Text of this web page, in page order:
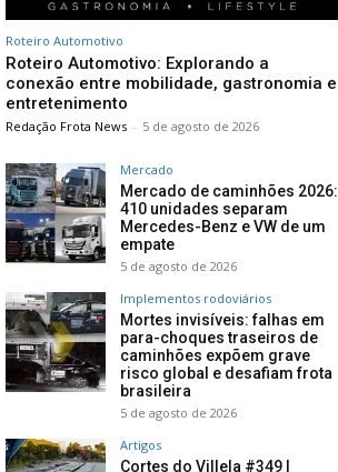
Roteiro Automotivo
Roteiro Automotivo: Explorando a
conexão entre mobilidade, gastronomia e
entretenimento
Redação Frota News - 5 de agosto de 2026
Mercado
Mercado de caminhões 2026:
410 unidades separam
Mercedes-Benz e VW de um
empate
5 de agosto de 2026
Implementos rodoviários
Mortes invisíveis: falhas em
para-choques traseiros de
caminhões expõem grave
risco global e desafiam frota
brasileira
5 de agosto de 2026
Artigos
Cortes do Villela #349 |